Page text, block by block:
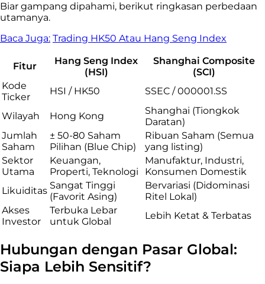
Biar gampang dipahami, berikut ringkasan perbedaan
utamanya.
Baca Juga: Trading HK50 Atau Hang Seng Index
Fitur
Hang Seng Index
(HSI)
Shanghai Composite
(SCI)
Kode
Ticker
HSI / HK50 SSEC / 000001.SS
Wilayah Hong Kong
Shanghai (Tiongkok
Daratan)
Jumlah
Saham
± 50-80 Saham
Pilihan (Blue Chip)
Ribuan Saham (Semua
yang listing)
Sektor
Utama
Keuangan,
Properti, Teknologi
Manufaktur, Industri,
Konsumen Domestik
Likuiditas Sangat Tinggi
(Favorit Asing)
Bervariasi (Didominasi
Ritel Lokal)
Akses
Investor
Terbuka Lebar
untuk Global
Lebih Ketat & Terbatas
Hubungan dengan Pasar Global:
Siapa Lebih Sensitif?